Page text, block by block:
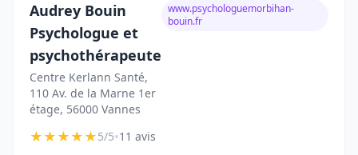
Audrey Bouin
Psychologue et
psychothérapeute
Centre Kerlann Santé,
110 Av. de la Marne 1er
étage, 56000 Vannes
www.psychologuemorbihan-
bouin.fr
★★★★★5/5•11 avis